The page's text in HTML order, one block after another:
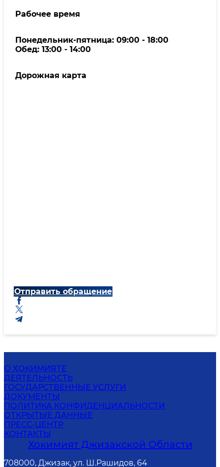
Рабочее время
Понедельник-пятница: 09:00 - 18:00
Обед: 13:00 - 14:00
Дорожная карта
Отправить обращение
О ХОКИМИЯТЕ
ДЕЯТЕЛЬНОСТЬ
ГОСУДАРСТВЕННЫЕ УСЛУГИ
ДОКУМЕНТЫ
ПОЛИТИКА КОНФИДЕНЦИАЛЬНОСТИ
ОТКРЫТЫЕ ДАННЫЕ
ПРЕСС-ЦЕНТР
КОНТАКТЫ
Хокимият Джизакской Области
708000, Джизак, ул. Ш.Рашидов, 64